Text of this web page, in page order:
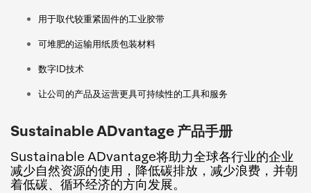
用于取代较重紧固件的工业胶带
可堆肥的运输用纸质包装材料
数字ID技术
让公司的产品及运营更具可持续性的工具和服务
Sustainable ADvantage 产品手册
Sustainable ADvantage将助力全球各行业的企业
减少自然资源的使用，降低碳排放，减少浪费，并朝
着低碳、循环经济的方向发展。